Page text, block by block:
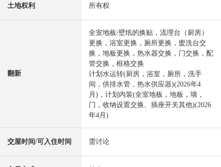
土地权利 所有权
翻新
全室地板/壁纸的换贴，流理台（厨房）
更换，浴室更换，厕所更换，盥洗台交
换，地板更换，热水器交换，门交换，配
管交换，框格交换
计划水运转(厨房，浴室，厕所，洗手
间，供排水管，热水供应器)(2026年4
月)，计划内装(全室地板，地板，墙，
门，收纳设置交换、插座开关其他)(2026
年4月)
交屋时间/可入住时间 需讨论